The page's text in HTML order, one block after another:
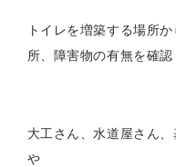
トイレを増築する場所
所、障害物の有無を確認
大工さん、水道屋さん
や